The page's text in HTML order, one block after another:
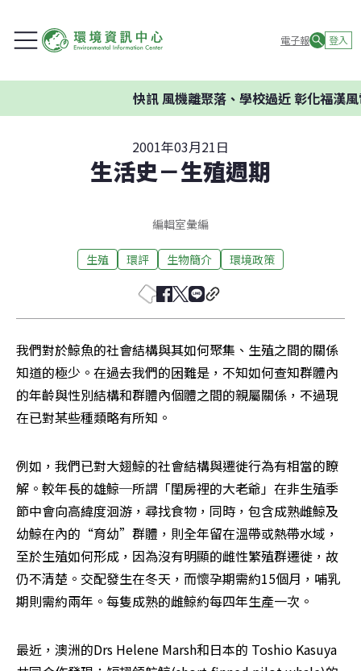
電子報 登入
快訊風機離聚落、學校過近 彰化福漢風
2001年03月21日
生活史－生殖週期
編輯室彙編
生殖 環評 生物簡介 環境政策
我們對於鯨魚的社會結構與其如何聚集、生殖之間的關係
知道的極少。在過去我們的困難是，不知如何查知群體內
的年齡與性別結構和群體內個體之間的親屬關係，不過現
在已對某些種類略有所知。
例如，我們已對大翅鯨的社會結構與遷徙行為有相當的瞭
解。較年長的雄鯨─所謂「閨房裡的大老爺」在非生殖季
節中會向高緯度洄游，尋找食物，同時，包含成熟雌鯨及
幼鯨在內的“育幼”群體，則全年留在溫帶或熱帶水域，
至於生殖如何形成，因為沒有明顯的雌性繁殖群遷徙，故
仍不清楚。交配發生在冬天，而懷孕期需約15個月，哺乳
期則需約兩年。每隻成熟的雌鯨約每四年生產一次。
最近，澳洲的Drs Helene Marsh和日本的 Toshio Kasuya